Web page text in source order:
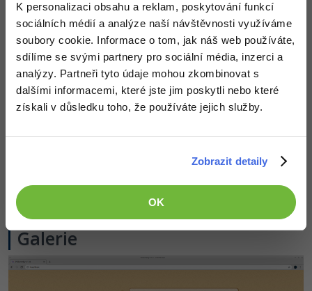
K personalizaci obsahu a reklam, poskytování funkcí
sociálních médií a analýze naší návštěvnosti využíváme
soubory cookie. Informace o tom, jak náš web používáte,
sdílíme se svými partnery pro sociální média, inzerci a
analýzy. Partneři tyto údaje mohou zkombinovat s
dalšími informacemi, které jste jim poskytli nebo které
získali v důsledku toho, že používáte jejich služby.
Zobrazit detaily
OK
David Čápka
6
Dobře zvládnuté
piškvorky pro 2
hráče na jednom
počítači,
programu nelze
nic vytknout, ale
z hlediska
kreativity tam
není nic nového.
nějaké zvuky.
Galerie